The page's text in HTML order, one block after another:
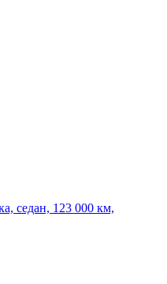
седан, 123 000 км,